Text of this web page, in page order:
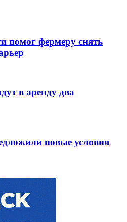
помог фермеру снять
в аренду два
новые условия